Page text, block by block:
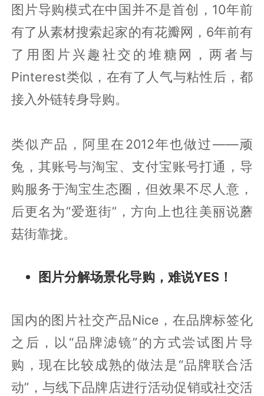
图片导购模式在中国并不是首创，10年前
有了从素材搜索起家的有花瓣网，6年前有
了用图片兴趣社交的堆糖网，两者与
Pinterest类似，在有了人气与粘性后，都
接入外链转身导购。
类似产品，阿里在2012年也做过——顽
兔，其账号与淘宝、支付宝账号打通，导
购服务于淘宝生态圈，但效果不尽人意，
后更名为“爱逛街”，方向上也往美丽说蘑
菇街靠拢。
图片分解场景化导购，难说YES！
国内的图片社交产品Nice，在品牌标签化
之后，以“品牌滤镜”的方式尝试图片导
购，现在比较成熟的做法是“品牌联合活
动”，与线下品牌店进行活动促销或社交活